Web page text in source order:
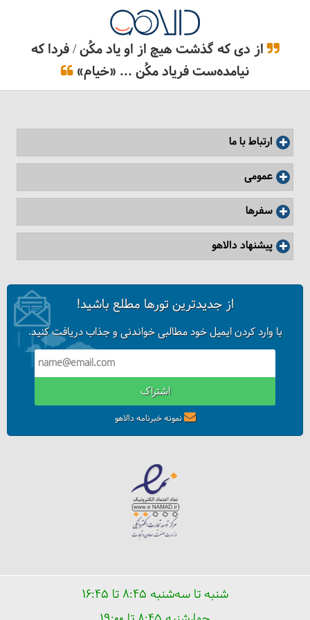
روستای نوشیدنی را خواهیم داشت. بعد از ظهر به سوی
هتل باز می گردیم.
= لوانگ پرابانگ
16
ظهر به سوی فرودگاه بانکوک خواهیم رفت با توقفی در
فرودگاه بانکوک بسوی دوبی یا فرودگاه دوحه پرواز
می‌کنیم. طبق برنامه پروازی در سالن ترانزیت فرودگاه
17 چهارشنبه 1404/06/26
با خاطراتی خوش از سفر به تهران می رسیم.
لائوس، آرامشی به سبک بودا
از دی که گذشت هیچ از او یاد مکُن / فردا که
نیامده‌ست فریاد مکُن ... «خیام»
ارتباط با ما
عمومی
سفرها
پیشنهاد دالاهو
از جدیدترین تورها مطلع باشید!
با وارد کردن ایمیل خود مطالبی خواندنی و جذاب دریافت کنید.
اشتراک
نمونه خبرنامه دالاهو
شنبه تا سه‌شنبه ۸:۴۵ تا ۱۶:۴۵